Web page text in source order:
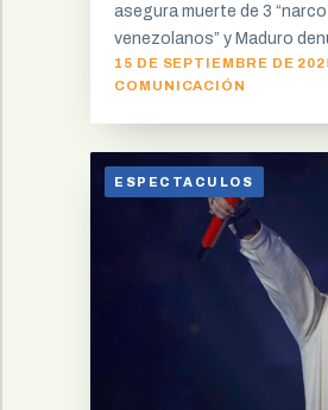
asegura muerte de 3
venezolanos” y Maduro
15 DE SEPTIEMBRE DE
COMUNICACIÓN
ESPECTACULOS